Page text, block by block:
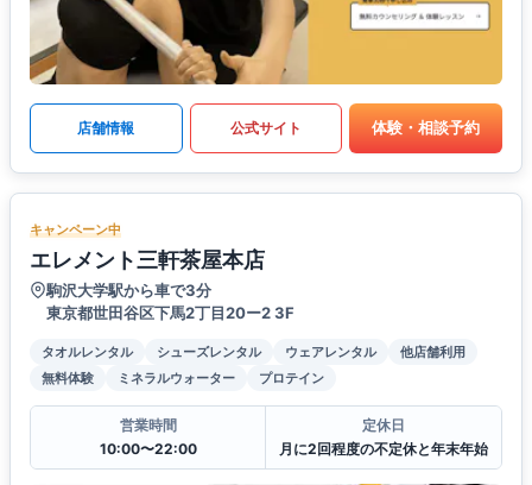
店舗情報 公式サイト 体験・相談予約
キャンペーン中
エレメント三軒茶屋本店
駒沢大学駅から車で3分
東京都世田谷区下馬2丁目20ー2 3F
タオルレンタル シューズレンタル ウェアレンタル
他店舗利用
無料体験
ミネラルウォーター プロテイン
営業時間
10:00〜22:00
定休日
月に2回程度の不定休と年末年始